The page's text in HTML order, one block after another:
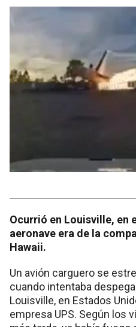
Ocurrió en Louisville, en
aeronave era de la
Hawaii.
Un avión carguero se
cuando intentaba
Louisville, en Estados
empresa UPS. Según los